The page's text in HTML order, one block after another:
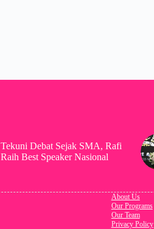
Tekuni Debat Sejak SMA, Rafi
Raih Best Speaker Nasional
About Us
Our Programs
Our Team
Privacy Policy